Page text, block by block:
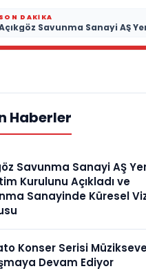
SON DAKIKA
Haberler
Savunma Sanayi AŞ
Kurulunu Açıkladı ve
Sanayinde Küresel
Konser Serisi
Devam Ediyor